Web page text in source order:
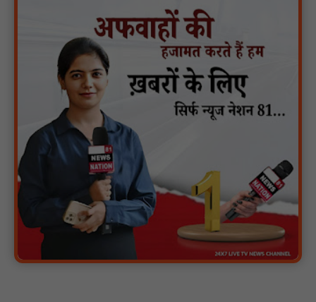
वर्धा में ज़िला परिषद के कर्मचारी चौदह दिनों से हड़ताल पर : NN81
पीएचईडी विभाग मंत्री ने जहाजपुर विधानसभा क्षेत्र में विभिन्न विकास कार्यों का
किया शिलान्यास एवं लोकार्पण : NN81
पारस पोर्टल से होगी योजनाओं की नियमित समीक्षा, मुख्यमंत्री विष्णुदेव साय ने
दिए समयबद्ध क्रियान्वयन के निर्देश : NN81
सोलर हाई मास्ट से रोशन हो रहे वनांचल के गांव, नियद नेल्लानार ग्रामों में बढ़ी
सुरक्षा और सुविधा : NN81
सरस्वती साइकिल योजना के तहत 18 छात्राओं को साइकिल वितरण, 'एक पेड़
माँ के नाम' अभियान में हुआ वृक्षारोपण : NN81
रेजिडेंट डॉक्टरों का शांतिपूर्ण आंदोलन जारी, सभी रेजिडेंट्स का लंबित वेतन